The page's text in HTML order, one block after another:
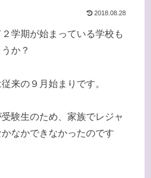
2018.08.28
学期が始まっている学校も
か？
来の９月始まりです。
験生のため、家族でレジャ
なかできなかったのです